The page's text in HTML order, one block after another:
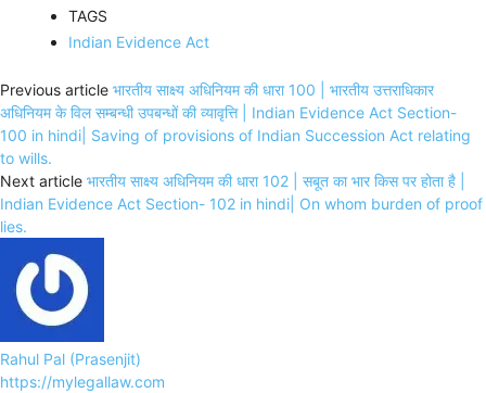
TAGS
Indian Evidence Act
Previous article भारतीय साक्ष्य अधिनियम की धारा 100 | भारतीय उत्तराधिकार
अधिनियम के विल सम्बन्धी उपबन्धों की व्यावृत्ति | Indian Evidence Act Section-
100 in hindi| Saving of provisions of Indian Succession Act relating
to wills.
Next article भारतीय साक्ष्य अधिनियम की धारा 102 | सबूत का भार किस पर होता है |
Indian Evidence Act Section- 102 in hindi| On whom burden of proof
lies.
Rahul Pal (Prasenjit)
https://mylegallaw.com